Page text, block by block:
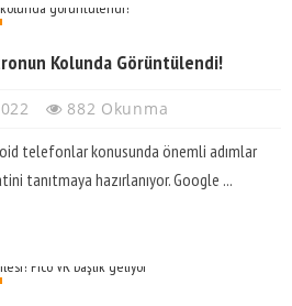
Kolunda Görüntülendi!
882 Okunma
telefonlar konusunda önemli adımlar
tanıtmaya hazırlanıyor. Google ...